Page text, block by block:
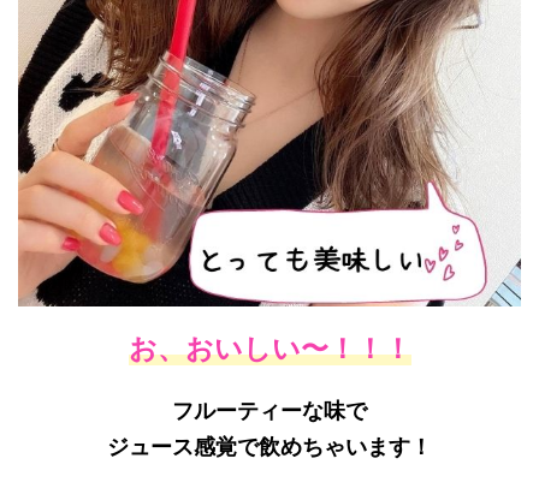
お、おいしい〜！！！
フルーティーな味で
ジュース感覚で飲めちゃいます！